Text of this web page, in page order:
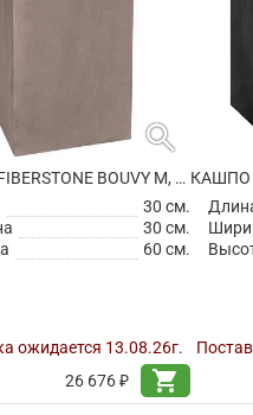
search
КАШПО FIBERSTONE BOUVY M, TAUPE
30 см.
30 см.
60 см.
ожидается 13.08.26г.
26 676 ₽
shopping_cart